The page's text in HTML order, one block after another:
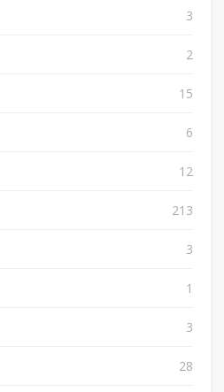
3
2
15
6
12
213
3
1
3
28